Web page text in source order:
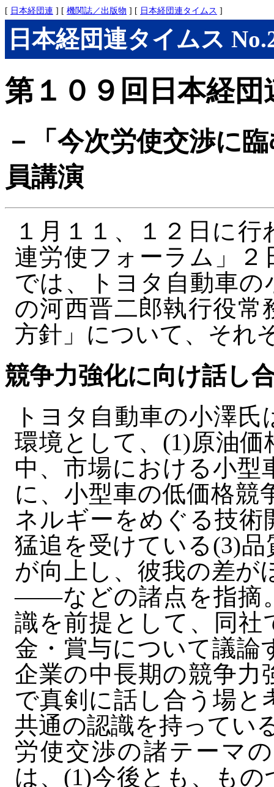
[ 日本経団連 ] [ 機関誌／出版物 ] [ 日本経団連タイムス ]
日本経団連タイムス
第１０９回日本経
－「今次労使交渉に
員講演
１月１１、１２日に
連労使フォーラム」２
では、トヨタ自動車
の河西晋二郎執行役常
方針」について、それ
競争力強化に向け話し
トヨタ自動車の小澤
環境として、(1)原油
中、市場における小
に、小型車の低価格競
ネルギーをめぐる技
猛追を受けている(3)
が向上し、彼我の差
――などの諸点を指摘
識を前提として、同社
金・賞与について議論
企業の中長期の競争力
で真剣に話し合う場
共通の認識を持ってい
労使交渉の諸テーマ
は、(1)今後とも、も